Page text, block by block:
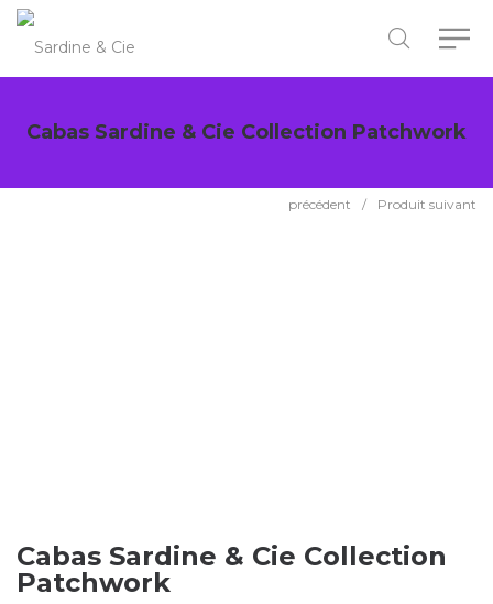
Cabas Sardine & Cie Collection Patchwork
précédent / Produit suivant
Cabas Sardine & Cie Collection
Patchwork